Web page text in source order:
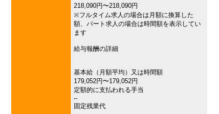
218,090円〜218,090円
※フルタイム求人の場合は月額に換算した
額、パート求人の場合は時間額を表示してい
ます
給与報酬の詳細
基本給（月額平均）又は時間額
179,052円〜179,052円
定額的に支払われる手当
–
固定残業代